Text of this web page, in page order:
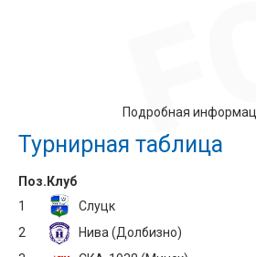
Подробная
Турнирная таблица
Поз. Клуб
1
Слуцк
2
Нива (Долбизно)